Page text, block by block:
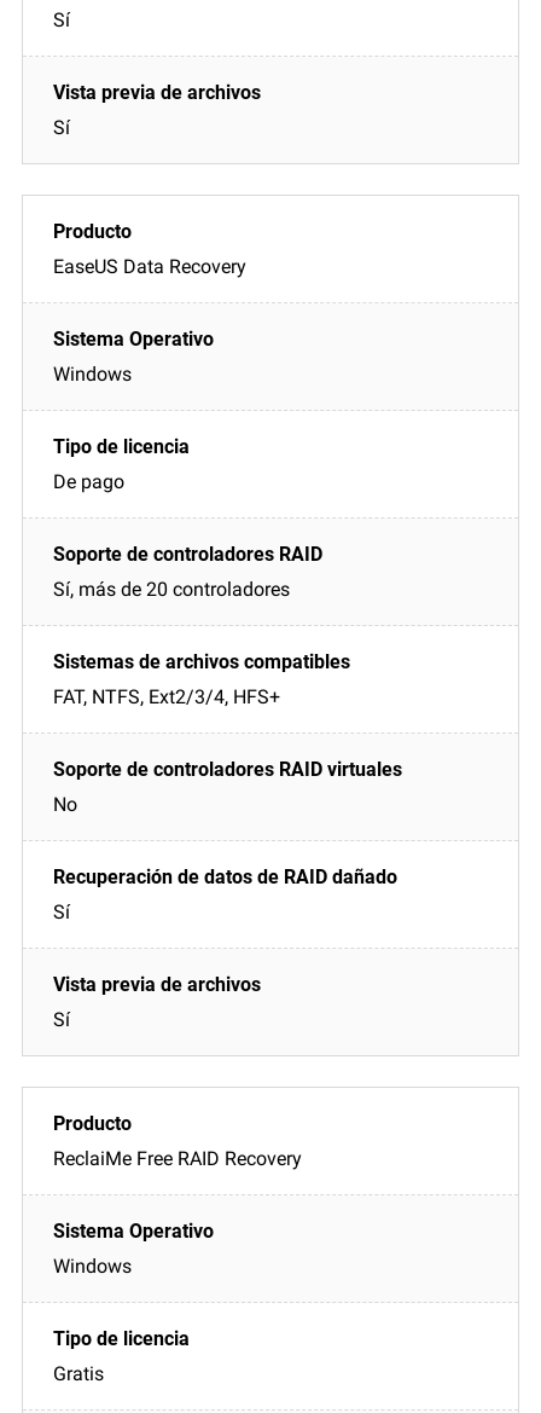
Sí
Sí
EaseUS Data Recovery
Windows
De pago
Sí, más de 20 controladores
FAT, NTFS, Ext2/3/4, HFS+
No
Sí
Sí
ReclaiMe Free RAID Recovery
Windows
Gratis